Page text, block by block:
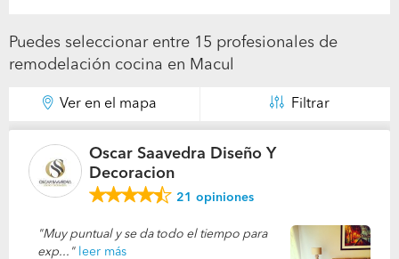
Puedes seleccionar entre 15 profesionales de
remodelación cocina en Macul
Ver en el mapa Filtrar
Oscar Saavedra Diseño Y
Decoracion
21 opiniones
Muy puntual y se da todo el tiempo para
exp...
leer más